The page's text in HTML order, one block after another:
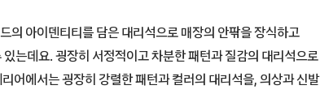
의 아이덴티티를 담은 대리석으로 매장의 안팎을 장식하고
는데요. 굉장히 서정적이고 차분한 패턴과 질감의 대리석으로
어에서는 굉장히 강렬한 패턴과 컬러의 대리석을, 의상과 신발